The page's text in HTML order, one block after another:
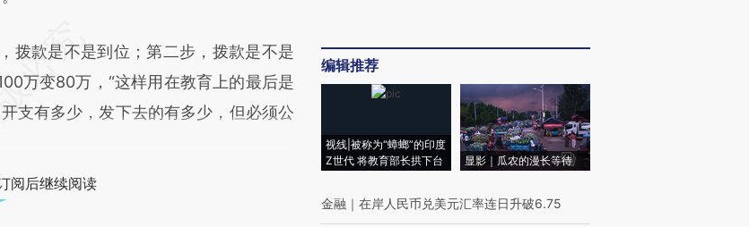
款是不是到位；第二步，拨款是不是
万变80万，“这样用在教育上的最后是
支有多少，发下去的有多少，但必须公
阅后继续阅读
编辑推荐
视线|被称为“蟑螂”的印度
Z世代 将教育部长拱下台
显影｜瓜农的漫长等待
金融 ｜ 在岸人民币兑美元汇率连日升破6.75